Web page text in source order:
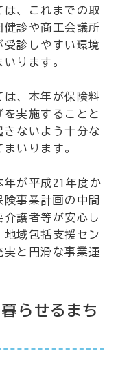
は、これまでの取
健診や商工会議所
診しやすい環境
ります。
、本年が保険料
実施することと
きないよう十分な
いります。
が平成21年度か
事業計画の中間
護者等が安心し
域包括支援セン
実と円滑な事業運
らせるまち